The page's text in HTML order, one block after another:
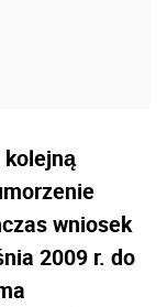
kolejną
wniosek
2009 r. do